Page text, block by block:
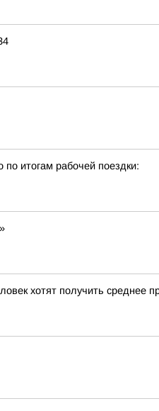
по итогам рабочей поездки:
хотят получить среднее